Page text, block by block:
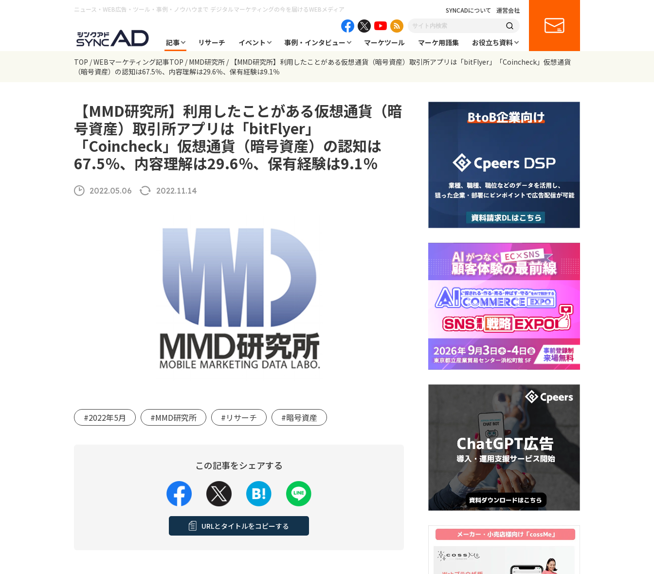
ニュース・WEB広告・ツール・事例・ノウハウまで デジタルマーケティングの今を届けるWEBメディア SYNCADについて 運営会社
記事 リサーチ イベント 事例・インタビュー マーケツール マーケ用語集
お役立ち資料
TOP WEBマーケティング記事TOP MMD研究所
【MMD研究所】利用したことがある仮想通貨（暗号資産）取引所アプリは「bitFlyer」「Coincheck」仮想通貨
（暗号資産）の認知は67.5％、内容理解は29.6％、保有経験は9.1％
【MMD研究所】利用したことがある仮想通貨（暗
号資産）取引所アプリは「bitFlyer」
「Coincheck」仮想通貨（暗号資産）の認知は
67.5％、内容理解は29.6％、保有経験は9.1％
2022.05.06 2022.11.14
#2022年5月 #MMD研究所 #リサーチ #暗号資産
この記事をシェアする
URLとタイトルをコピーする